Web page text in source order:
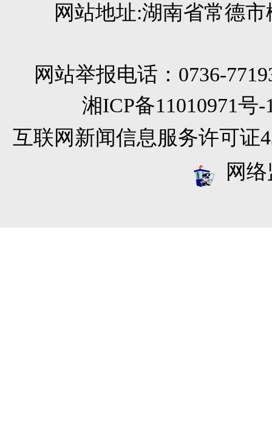
网站地址:湖南省常德
网站举报电话：0736-
湘ICP备11010971
互联网新闻信息服务许可证
网络